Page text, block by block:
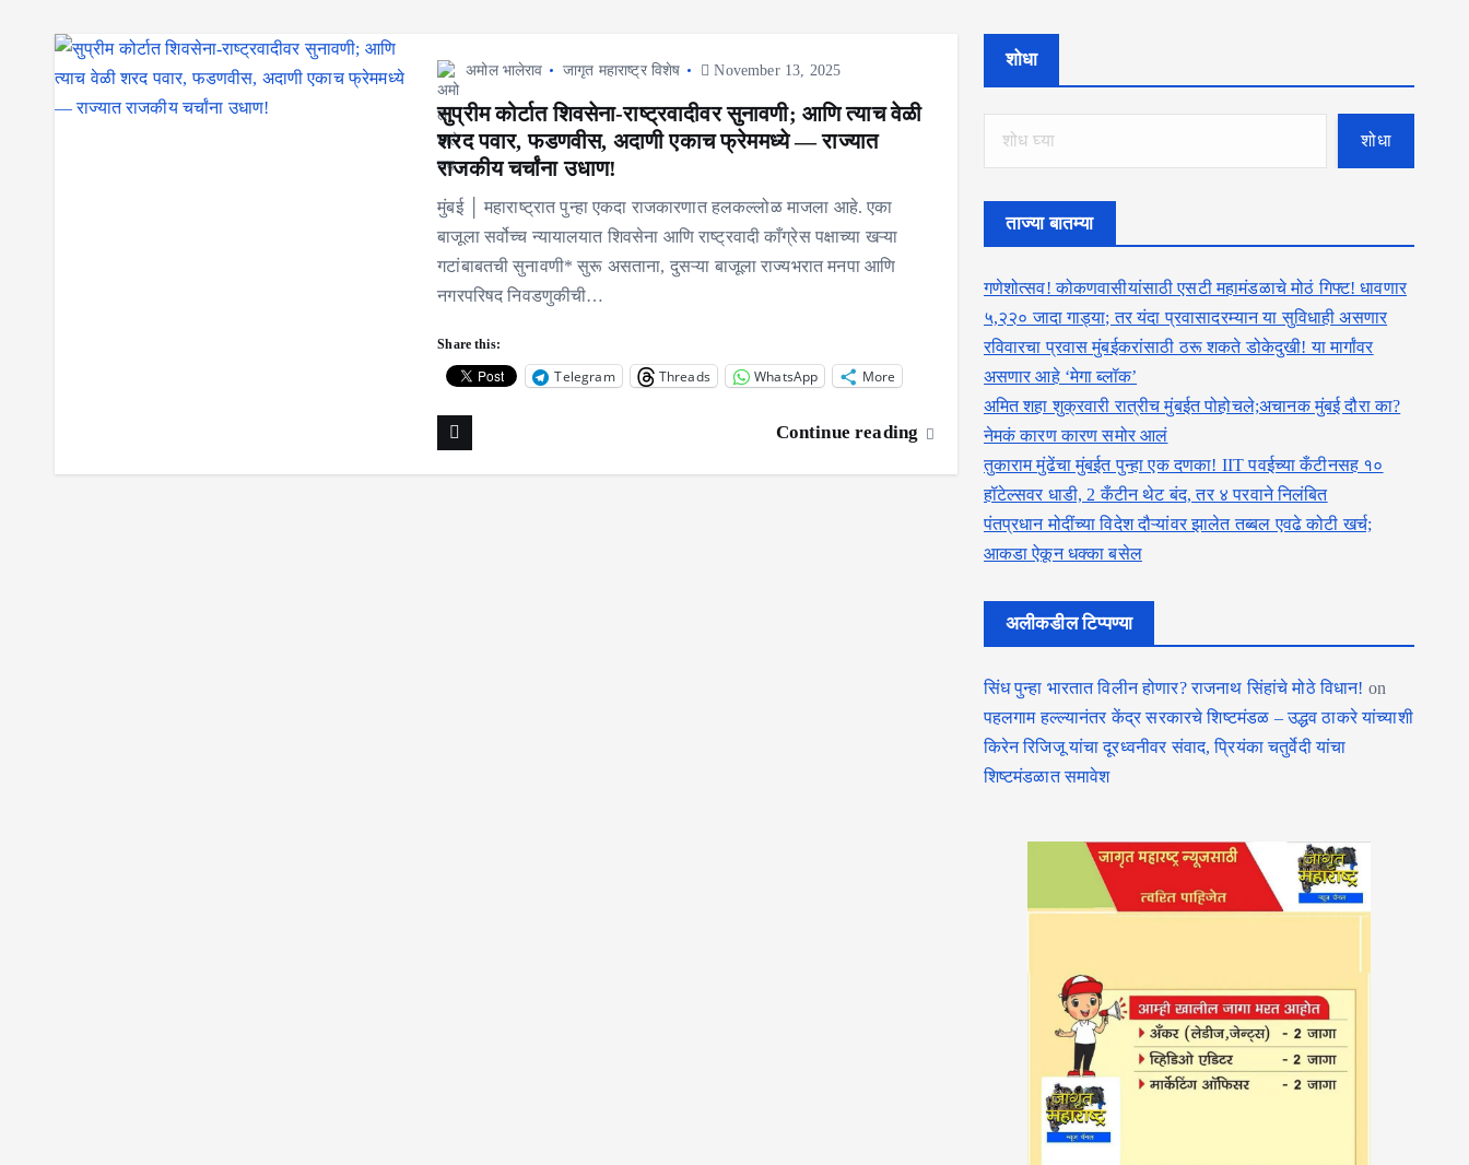
अमोल भालेराव जागृत महाराष्ट्र विशेष November 13, 2025
सुप्रीम कोर्टात शिवसेना-राष्ट्रवादीवर सुनावणी; आणि त्याच वेळी
शरद पवार, फडणवीस, अदाणी एकाच फ्रेममध्ये — राज्यात
राजकीय चर्चांना उधाण!
मुंबई │ महाराष्ट्रात पुन्हा एकदा राजकारणात हलकल्लोळ माजला आहे. एका
बाजूला सर्वोच्च न्यायालयात शिवसेना आणि राष्ट्रवादी काँग्रेस पक्षाच्या खऱ्या
गटांबाबतची सुनावणी* सुरू असताना, दुसऱ्या बाजूला राज्यभरात मनपा आणि
नगरपरिषद निवडणुकीची…
Share this:
Telegram Threads WhatsApp More
Continue reading
शोधा
शोधा
ताज्या बातम्या
गणेशोत्सव! कोकणवासीयांसाठी एसटी महामंडळाचे मोठं गिफ्ट! धावणार
५,२२० जादा गाड्या; तर यंदा प्रवासादरम्यान या सुविधाही असणार
रविवारचा प्रवास मुंबईकरांसाठी ठरू शकते डोकेदुखी! या मार्गांवर
असणार आहे ‘मेगा ब्लॉक’
अमित शहा शुक्रवारी रात्रीच मुंबईत पोहोचले;अचानक मुंबई दौरा का?
नेमकं कारण कारण समोर आलं
तुकाराम मुंढेंचा मुंबईत पुन्हा एक दणका! IIT पवईच्या कँटीनसह १०
हॉटेल्सवर धाडी, 2 कँटीन थेट बंद, तर ४ परवाने निलंबित
पंतप्रधान मोदींच्या विदेश दौऱ्यांवर झालेत तब्बल एवढे कोटी खर्च;
आकडा ऐकून धक्का बसेल
अलीकडील टिप्पण्या
सिंध पुन्हा भारतात विलीन होणार? राजनाथ सिंहांचे मोठे विधान! on
पहलगाम हल्ल्यानंतर केंद्र सरकारचे शिष्टमंडळ – उद्धव ठाकरे यांच्याशी
किरेन रिजिजू यांचा दूरध्वनीवर संवाद, प्रियंका चतुर्वेदी यांचा
शिष्टमंडळात समावेश